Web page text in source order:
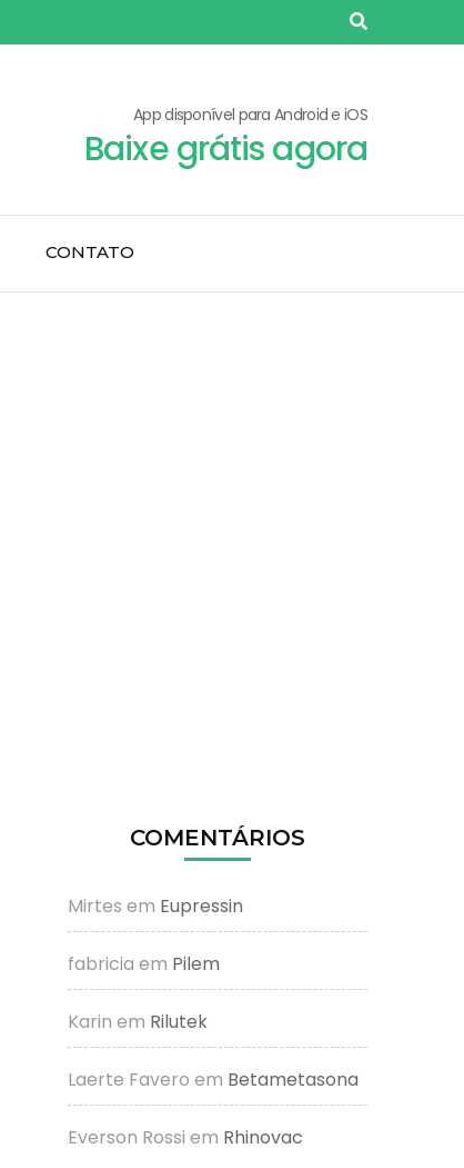
App disponível para Android e iOS
Baixe grátis agora
CONTATO
COMENTÁRIOS
Mirtes em Eupressin
fabricia em Pilem
Karin em Rilutek
Laerte Favero em Betametasona
Everson Rossi em Rhinovac